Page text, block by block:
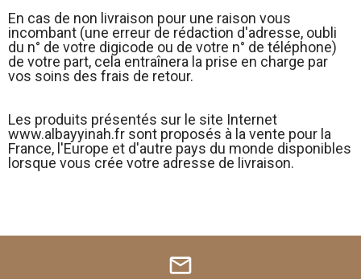
En cas de non livraison pour une raison vous
incombant (une erreur de rédaction d'adresse, oubli
du n° de votre digicode ou de votre n° de téléphone)
de votre part, cela entraînera la prise en charge par
vos soins des frais de retour.
Les produits présentés sur le site Internet
www.albayyinah.fr sont proposés à la vente pour la
France, l'Europe et d'autre pays du monde disponibles
lorsque vous crée votre adresse de livraison.
mail